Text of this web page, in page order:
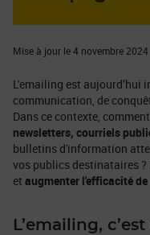
Mise à jour le 4 novembre 2024
L'emailing est aujourd’hui
communication, de
Dans ce contexte,
newsletters, courriels
bulletins d'information
vos publics destinataires
et augmenter l'efficacité
L’emailing,